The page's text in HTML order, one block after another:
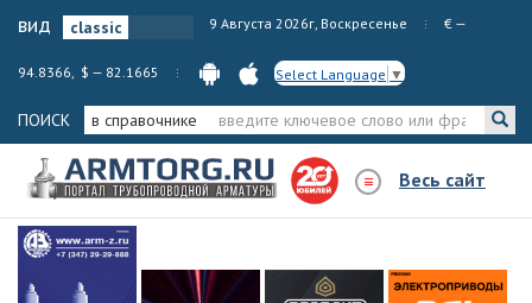
вид 9 Августа 2026г, Воскресенье € —
94.8366, $ — 82.1665 Select Language ▼
ПОИСК в справочнике
Весь сайт